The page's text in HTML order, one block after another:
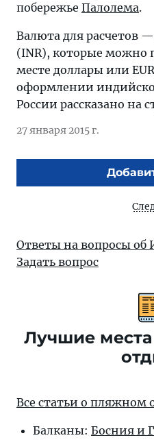
побережье Палолема.
Валюта для расчетов
(INR), которые можно
месте доллары или
оформлении
России рассказано на
27 января 2015 г.
Ответы на вопросы об
Задать вопрос
Лучшие
Все статьи о пляжном
Балканы: Босния и